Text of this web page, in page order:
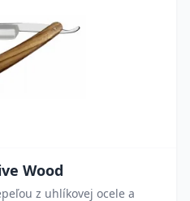
Wood
z uhlíkovej ocele a